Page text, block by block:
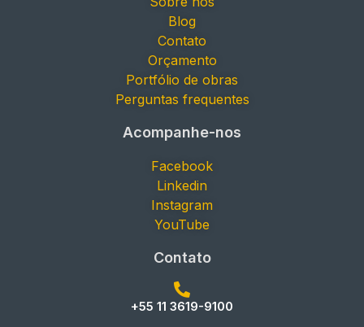
Blog
Contato
Orçamento
Portfólio de obras
Perguntas frequentes
Acompanhe-nos
Facebook
Linkedin
Instagram
YouTube
Contato
+55 11 3619-9100